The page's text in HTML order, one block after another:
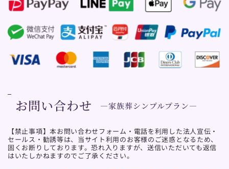
お問い合わせ ―家族葬シンプルプラン―
【禁止事項】本お問い合わせフォーム・電話を利用した法人宣伝・
セールス・勧誘等は、当サイト利用のお客様のご迷惑となるため、
固くお断りしております。恐れ入りますが、送信いただいても返信
はいたしかねますのでご了承ください。